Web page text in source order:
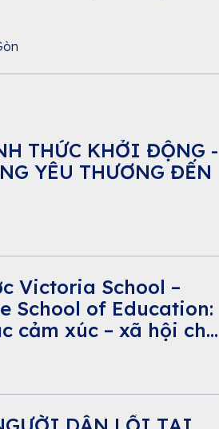
THỨC KHỞI ĐỘNG -
YÊU THƯƠNG ĐẾN
Victoria School –
School of Education:
cảm xúc – xã hội cho